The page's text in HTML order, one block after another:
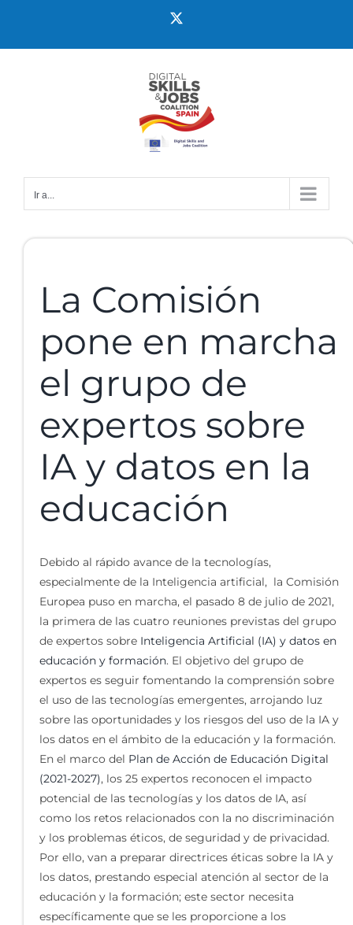
Ir a...
La Comisión
pone en marcha
el grupo de
expertos sobre
IA y datos en la
educación
Debido al rápido avance de la tecnologías,
especialmente de la Inteligencia artificial, la Comisión
Europea puso en marcha, el pasado 8 de julio de 2021,
la primera de las cuatro reuniones previstas del grupo
de expertos sobre Inteligencia Artificial (IA) y datos en
educación y formación. El objetivo del grupo de
expertos es seguir fomentando la comprensión sobre
el uso de las tecnologías emergentes, arrojando luz
sobre las oportunidades y los riesgos del uso de la IA y
los datos en el ámbito de la educación y la formación.
En el marco del Plan de Acción de Educación Digital
(2021-2027), los 25 expertos reconocen el impacto
potencial de las tecnologías y los datos de IA, así
como los retos relacionados con la no discriminación
y los problemas éticos, de seguridad y de privacidad.
Por ello, van a preparar directrices éticas sobre la IA y
los datos, prestando especial atención al sector de la
educación y la formación; este sector necesita
específicamente que se les proporcione a los